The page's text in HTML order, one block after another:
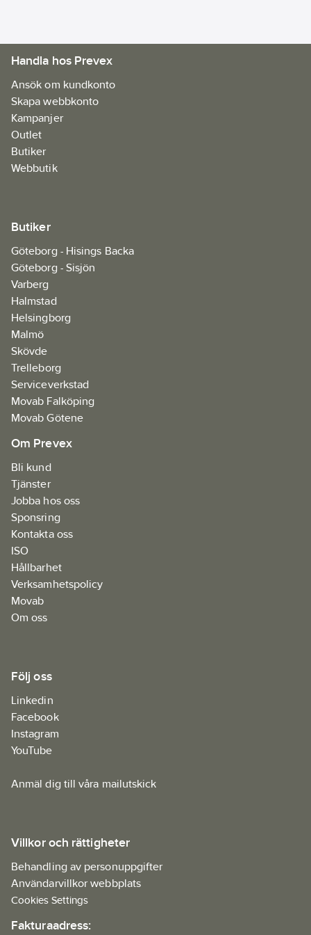
Handla hos Prevex
Ansök om kundkonto
Skapa webbkonto
Kampanjer
Outlet
Butiker
Webbutik
Butiker
Göteborg - Hisings Backa
Göteborg - Sisjön
Varberg
Halmstad
Helsingborg
Malmö
Skövde
Trelleborg
Serviceverkstad
Movab Falköping
Movab Götene
Om Prevex
Bli kund
Tjänster
Jobba hos oss
Sponsring
Kontakta oss
ISO
Hållbarhet
Verksamhetspolicy
Movab
Om oss
Följ oss
Linkedin
Facebook
Instagram
YouTube
Anmäl dig till våra mailutskick
Villkor och rättigheter
Behandling av personuppgifter
Användarvillkor webbplats
Cookies Settings
Fakturaadress: